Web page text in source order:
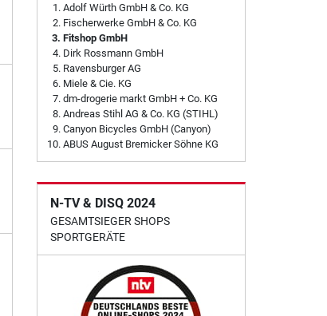
Adolf Würth GmbH & Co. KG
Fischerwerke GmbH & Co. KG
Fitshop GmbH
Dirk Rossmann GmbH
Ravensburger AG
Miele & Cie. KG
dm-drogerie markt GmbH + Co. KG
Andreas Stihl AG & Co. KG (STIHL)
Canyon Bicycles GmbH (Canyon)
ABUS August Bremicker Söhne KG
N-TV & DISQ 2024
GESAMTSIEGER SHOPS
SPORTGERÄTE